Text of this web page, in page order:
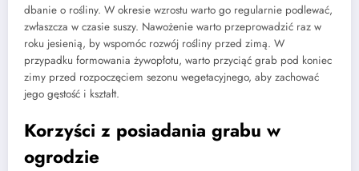
dbanie o rośliny. W okresie wzrostu warto go regularnie podlewać,
zwłaszcza w czasie suszy. Nawożenie warto przeprowadzić raz w
roku jesienią, by wspomóc rozwój rośliny przed zimą. W
przypadku formowania żywopłotu, warto przyciąć grab pod koniec
zimy przed rozpoczęciem sezonu wegetacyjnego, aby zachować
jego gęstość i kształt.
Korzyści z posiadania grabu w
ogrodzie